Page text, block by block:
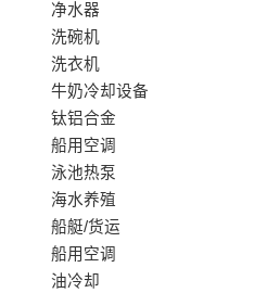
净水器
洗碗机
洗衣机
牛奶冷却设备
钛铝合金
船用空调
泳池热泵
海水养殖
船艇/货运
船用空调
油冷却